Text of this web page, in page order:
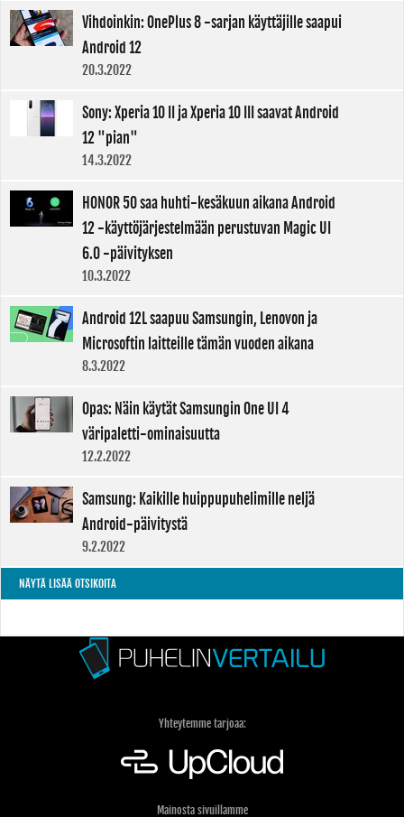
Vihdoinkin: OnePlus 8 -sarjan käyttäjille saapui
Android 12
20.3.2022
Sony: Xperia 10 II ja Xperia 10 III saavat Android
12 "pian"
14.3.2022
HONOR 50 saa huhti-kesäkuun aikana Android
12 -käyttöjärjestelmään perustuvan Magic UI
6.0 -päivityksen
10.3.2022
Android 12L saapuu Samsungin, Lenovon ja
Microsoftin laitteille tämän vuoden aikana
8.3.2022
Opas: Näin käytät Samsungin One UI 4
väripaletti-ominaisuutta
12.2.2022
Samsung: Kaikille huippupuhelimille neljä
Android-päivitystä
9.2.2022
NÄYTÄ LISÄÄ OTSIKOITA
Yhteytemme tarjoaa:
Mainosta sivuillamme